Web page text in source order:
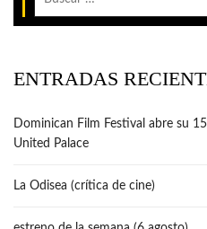
ENTRADAS
Dominican Film Festival abre su
United Palace
La Odisea (crítica de cine)